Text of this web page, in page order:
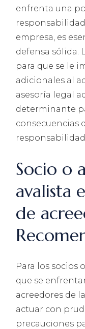
enfrenta una
empresa, es
defensa sólida.
para que se le
adicionales al
asesoría legal
determinante
consecuencias
Socio o
avalista
de
Para los socios
que se
acreedores de
actuar con
precauciones